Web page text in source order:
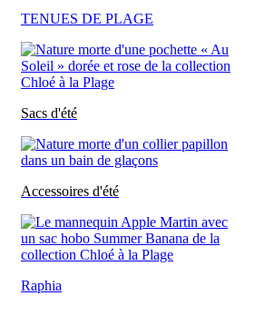
TENUES DE PLAGE
Sacs d'été
Accessoires d'été
Raphia